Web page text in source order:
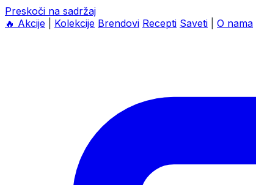
Preskoči na sadržaj
🔥 Akcije Kolekcije Brendovi Recepti Saveti O nama